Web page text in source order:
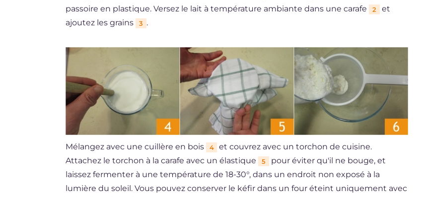
passoire en plastique. Versez le lait à température ambiante dans une carafe
2
et
ajoutez les grains
3 .
Mélangez avec une cuillère en bois 4
et couvrez avec un torchon de cuisine.
Attachez le torchon à la carafe avec un élastique
5
pour éviter qu'il ne bouge, et
laissez fermenter à une température de 18-30°, dans un endroit non exposé à la
lumière du soleil. Vous pouvez conserver le kéfir dans un four éteint uniquement avec